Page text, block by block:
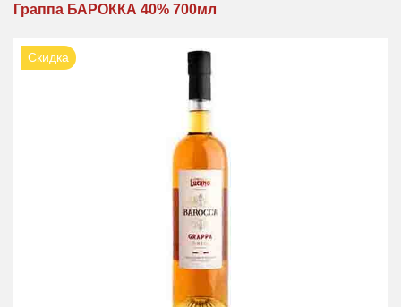
Граппа БАРОККА 40% 700мл
Скидка